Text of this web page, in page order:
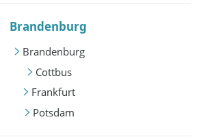
Brandenburg
Brandenburg
Cottbus
Frankfurt
Potsdam